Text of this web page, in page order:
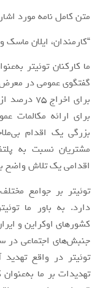
متن کامل نامه مورد
“کارمندان، ایلان
ما کارکنان توئیتر
گفتگوی عمومی در
برای
برای ارائه مکالمات
بزرگی یک اقدام
مشتریان نسبت به
اقدامی یک تلاش واضح
توئیتر بر جوامع
دارد. به باور ما
کشورهای اوکراین و
جنبش‌های اجتماعی در
توئیتر در واقع
تهدیدات بر ما به‌عنوان